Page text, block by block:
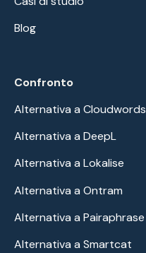
Blog
Confronto
Alternativa a Cloudwords
Alternativa a DeepL
Alternativa a Lokalise
Alternativa a Ontram
Alternativa a Pairaphrase
Alternativa a Smartcat